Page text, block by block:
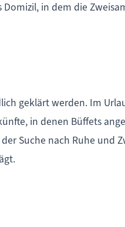
in dem die
geklärt werden. Im
in denen Büffets
Suche nach Ruhe und